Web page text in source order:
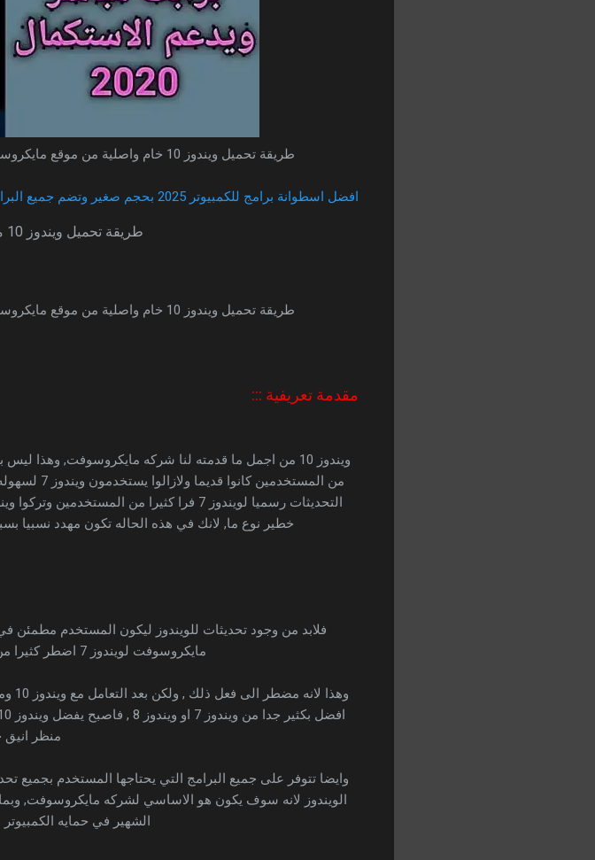
طريقة تحميل ويندوز 10 خام واصلية من موقع مايكروسوفت برابط مباشر ويدعم الاستكمال بأخر تحديث 2025
افضل اسطوانة برامج للكمبيوتر 2025 بحجم صغير وتضم جميع البرامج شرح جديد
طريقة تحميل ويندوز 10 من الموقع الرسمى 2020
طريقة تحميل ويندوز 10 خام واصلية من موقع مايكروسوفت برابط مباشر ويدعم الاستكمال بأخر تحديث 2025
مقدمة تعريفية :::
ويندوز 10 من اجمل ما قدمته لنا شركه مايكروسوفت,
من
خطير نوع ما, لانك في هذه الحاله تكون مهدد نسبيا
فلابد من وجود تحديثات للويندوز ليكون المستخدم مطمئن
مايكروسوفت لويندوز 7 اضطر كثيرا من المستخدمين الذهاب الى ويندوز 10 .
منظر انيق
وايضا تتوفر على جميع البرامج التي يحتاجها المستخدم بجميع
الويندوز لانه سوف يكون هو الاساسي لشركه مايكروسوفت, وبما
الشهير في حمايه